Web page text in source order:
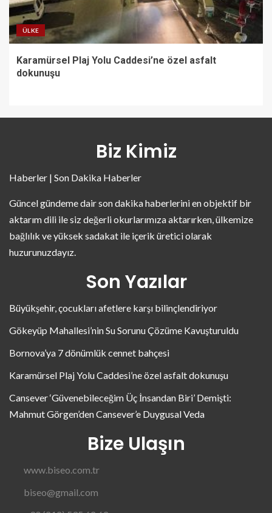
ÜLKE
Karamürsel Plaj Yolu Caddesi’ne özel asfalt
dokunuşu
Biz Kimiz
Haberler | Son Dakika Haberler
Güncel gündeme dair son dakika haberlerini en objektif bir
aktarım dili ile siz değerli okurlarımıza aktarırken, ülkemize
bağlılık ve yüksek sadakat ile içerik üretici olarak
huzurunuzdayız.
Son Yazılar
Büyükşehir, çocukları afetlere karşı bilinçlendiriyor
Gökeyüp Mahallesi’nin Su Sorunu Çözüme Kavuşturuldu
Bornova’ya 7 dönümlük cennet bahçesi
Karamürsel Plaj Yolu Caddesi’ne özel asfalt dokunuşu
Cansever ‘Güvenebileceğim Üç İnsandan Biri’ Demişti:
Mahmut Görgen’den Cansever’e Duygusal Veda
Bize Ulaşın
www.biseo.com.tr
biseo@gmail.com